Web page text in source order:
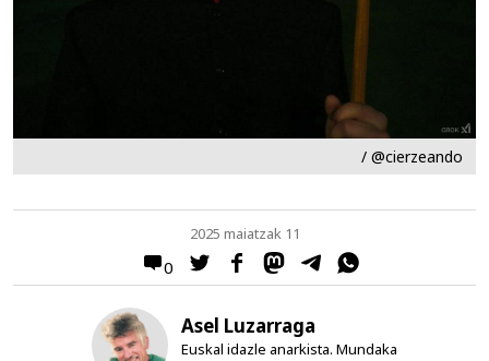
/ @cierzeando
0
2025 maiatzak 11
Asel Luzarraga
Euskal idazle anarkista. Mundaka